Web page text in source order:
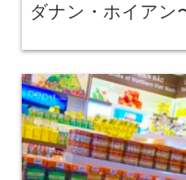
ダナン・ホイアン